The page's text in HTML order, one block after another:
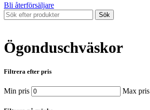
Bli återförsäljare
Sök
Ögonduschväskor
Filtrera efter pris
Min pris Max pris